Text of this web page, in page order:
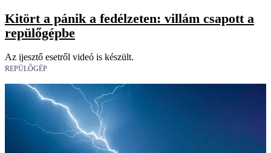
Kitört a pánik a fedélzeten: villám csapott a
repülőgépbe
Az ijesztő esetről videó is készült.
REPÜLŐGÉP